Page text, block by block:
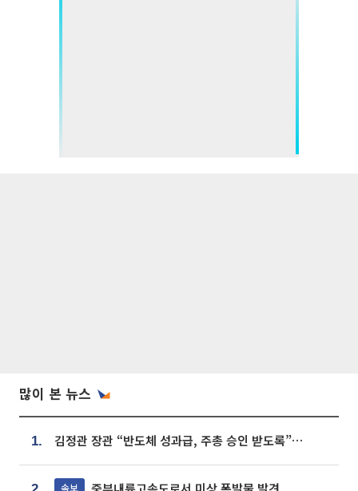
많이 본 뉴스
1. 김정관 장관 “반도체 성과급, 주총 승인 받도록”…상법·자본시장법 개정 시사
속보